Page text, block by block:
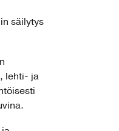
säilytys
lehti- ja